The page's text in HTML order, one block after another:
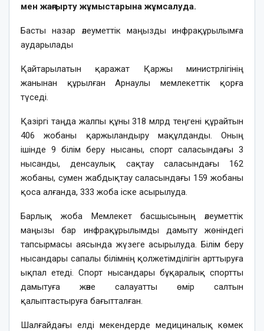
мен жаңғырту жұмыстарына жұмсалуда.
Басты назар әлеуметтік маңызды инфрақұрылымға
аударылады
Қайтарылатын қаражат Қаржы министрлігінің
жанынан құрылған Арнаулы мемлекеттік қорға
түседі.
Қазіргі таңда жалпы құны 318 млрд теңгені құрайтын
406 жобаны қаржыландыру мақұлданды. Оның
ішінде 9 білім беру нысаны, спорт саласындағы 3
нысанды, денсаулық сақтау саласындағы 162
жобаны, сумен жабдықтау саласындағы 159 жобаны
қоса алғанда, 333 жоба іске асырылуда.
Барлық жоба Мемлекет басшысының әлеуметтік
маңызы бар инфрақұрылымды дамыту жөніндегі
тапсырмасы аясында жүзеге асырылуда. Білім беру
нысандары сапалы білімнің қолжетімділігін арттыруға
ықпал етеді. Спорт нысандары бұқаралық спортты
дамытуға және салауатты өмір салтын
қалыптастыруға бағытталған.
Шалғайдағы елді мекендерде медициналық көмек